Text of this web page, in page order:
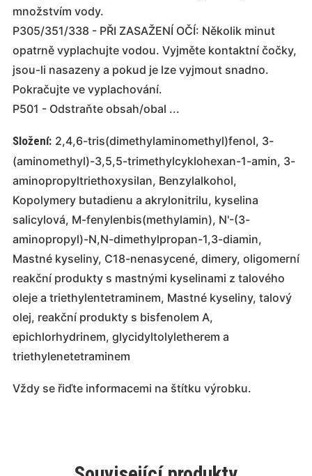
množstvím vody.
P305/351/338 - PŘI ZASAŽENÍ OČÍ: Několik minut
opatrně vyplachujte vodou. Vyjměte kontaktní čočky,
jsou-li nasazeny a pokud je lze vyjmout snadno.
Pokračujte ve vyplachování.
P501 - Odstraňte obsah/obal ...
Složení: 2,4,6-tris(dimethylaminomethyl)fenol, 3-
(aminomethyl)-3,5,5-trimethylcyklohexan-1-amin, 3-
aminopropyltriethoxysilan, Benzylalkohol,
Kopolymery butadienu a akrylonitrilu, kyselina
salicylová, M-fenylenbis(methylamin), N'-(3-
aminopropyl)-N,N-dimethylpropan-1,3-diamin,
Mastné kyseliny, C18-nenasycené, dimery, oligomerní
reakční produkty s mastnými kyselinami z talového
oleje a triethylentetraminem, Mastné kyseliny, talový
olej, reakční produkty s bisfenolem A,
epichlorhydrinem, glycidyltolyletherem a
triethylenetetraminem
Vždy se řiďte informacemi na štítku výrobku.